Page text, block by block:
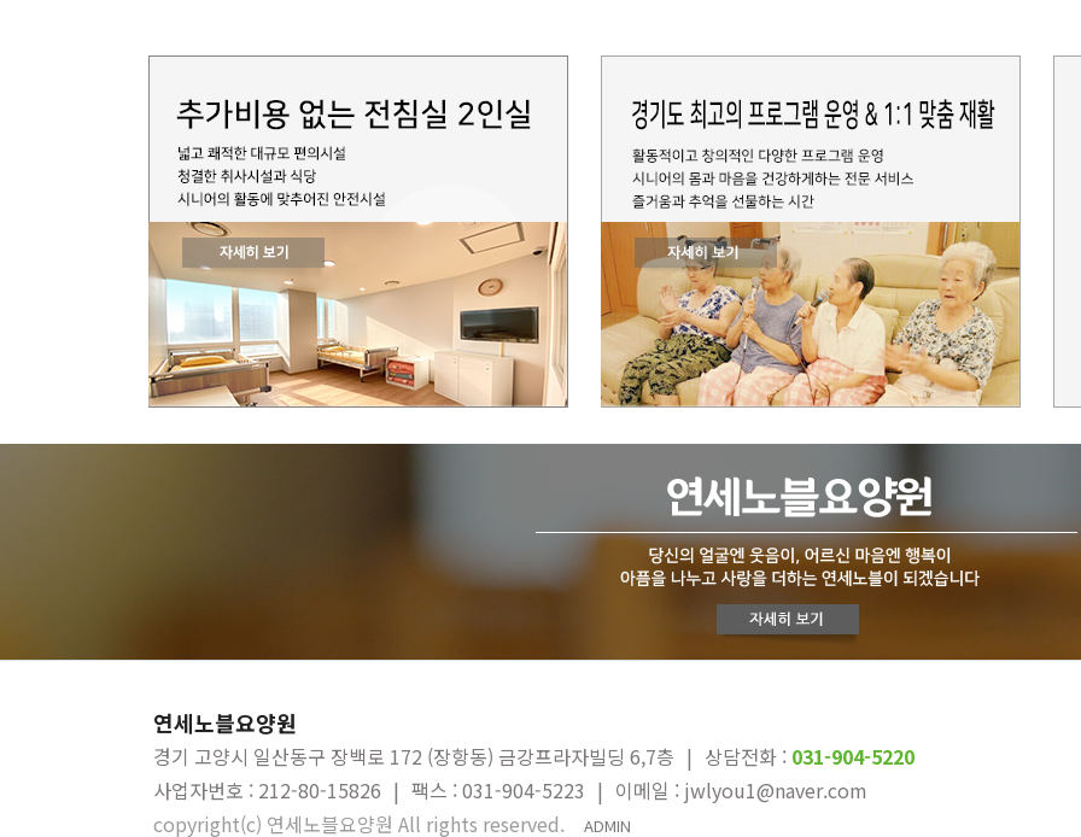
연세노블요양원
경기 고양시 일산동구 장백로 172 (장항동) 금강프라자빌딩 6,7층 | 상담전화 : 031-904-5220
사업자번호 : 212-80-15826 | 팩스 : 031-904-5223 | 이메일 : jwlyou1@naver.com
copyright(c) 연세노블요양원 All rights reserved.
ADMIN